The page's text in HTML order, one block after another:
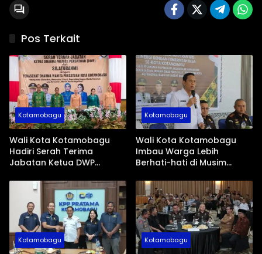
Pos Terkait
Kotamobagu
Wali Kota Kotamobagu
Hadiri Serah Terima
Jabatan Ketua DWP
Kotamobagu
Wali Kota Kotamobagu
Imbau Warga Lebih
Berhati-hati di Musim
Kotamobagu Kotamobagu